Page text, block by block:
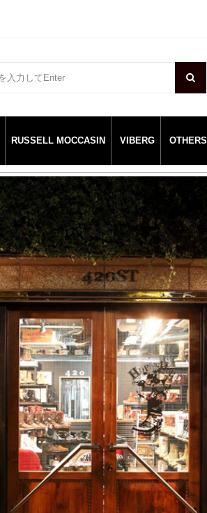
RUSSELL MOCCASIN VIBERG OTHERS